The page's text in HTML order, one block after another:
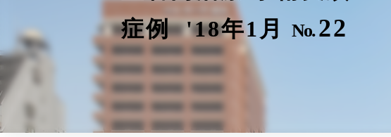
症例 '18年1月
No.22